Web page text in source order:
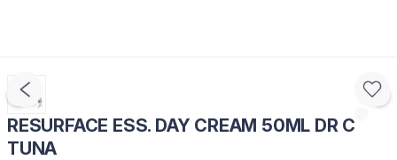
RESURFACE ESS. DAY CREAM 50ML DR C
TUNA